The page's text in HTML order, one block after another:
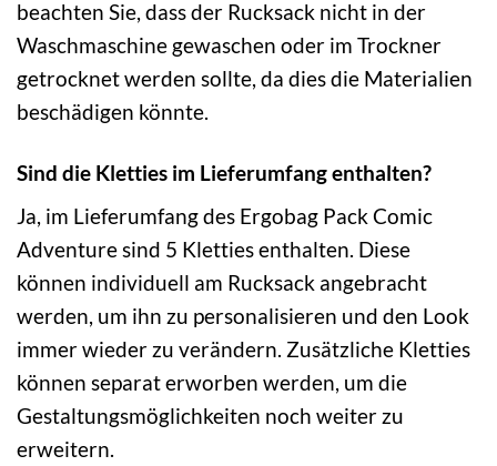
beachten Sie, dass der Rucksack nicht in der
Waschmaschine gewaschen oder im Trockner
getrocknet werden sollte, da dies die Materialien
beschädigen könnte.
Sind die Kletties im Lieferumfang enthalten?
Ja, im Lieferumfang des Ergobag Pack Comic
Adventure sind 5 Kletties enthalten. Diese
können individuell am Rucksack angebracht
werden, um ihn zu personalisieren und den Look
immer wieder zu verändern. Zusätzliche Kletties
können separat erworben werden, um die
Gestaltungsmöglichkeiten noch weiter zu
erweitern.